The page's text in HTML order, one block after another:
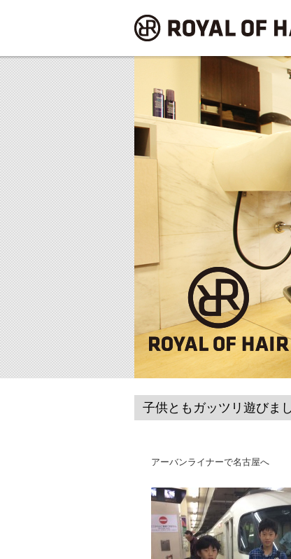
子供ともガッツリ遊びま
アーバンライナーで名古屋へ